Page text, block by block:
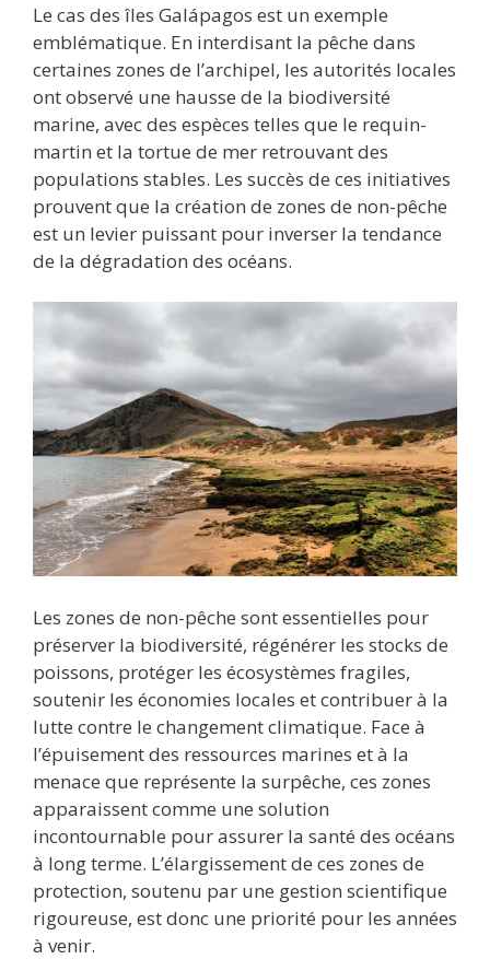
Le cas des îles Galápagos est un exemple
emblématique. En interdisant la pêche dans
certaines zones de l’archipel, les autorités locales
ont observé une hausse de la biodiversité
marine, avec des espèces telles que le requin-
martin et la tortue de mer retrouvant des
populations stables. Les succès de ces initiatives
prouvent que la création de zones de non-pêche
est un levier puissant pour inverser la tendance
de la dégradation des océans.
Les zones de non-pêche sont essentielles pour
préserver la biodiversité, régénérer les stocks de
poissons, protéger les écosystèmes fragiles,
soutenir les économies locales et contribuer à la
lutte contre le changement climatique. Face à
l’épuisement des ressources marines et à la
menace que représente la surpêche, ces zones
apparaissent comme une solution
incontournable pour assurer la santé des océans
à long terme. L’élargissement de ces zones de
protection, soutenu par une gestion scientifique
rigoureuse, est donc une priorité pour les années
à venir.